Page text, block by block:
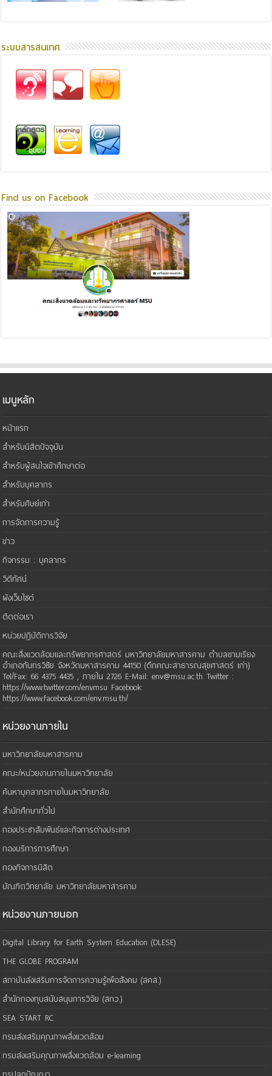
ระบบสารสนเทศ
Find us on Facebook
เมนูหลัก
หน้าแรก
สำหรับนิสิตปัจจุบัน
สำหรับผู้สนใจเข้าศึกษาต่อ
สำหรับบุคลากร
สำหรับศิษย์เก่า
การจัดการความรู้
ข่าว
กิจกรรม : บุคลากร
วิดีทัศน์
ผังเว็บไซต์
ติดต่อเรา
หน่วยปฏิบัติการวิจัย
คณะสิ่งแวดล้อมและทรัพยากรศาสตร์ มหาวิทยาลัยมหาสารคาม ตำบลขามเรียง
อำเภอกันทรวิชัย จังหวัดมหาสารคาม 44150 (ตึกคณะสาธารณสุขศาสตร์ เก่า)
Tel/Fax: 66 4375 4435 , ภายใน 2726 E-Mail: env@msu.ac.th Twitter :
https://www.twitter.com/envmsu Facebook:
https://www.facebook.com/env.msu.th/
หน่วยงานภายใน
มหาวิทยาลัยมหาสารคาม
คณะ/หน่วยงานภายในมหาวิทยาลัย
ค้นหาบุคลากรภายในมหาวิทยาลัย
สำนักศึกษาทั่วไป
กองประชาสัมพันธ์และกิจการต่างประเทศ
กองบริการการศึกษา
กองกิจการนิสิต
บัณฑิตวิทยาลัย มหาวิทยาลัยมหาสารคาม
หน่วยงานภายนอก
Digital Library for Earth System Education (DLESE)
THE GLOBE PROGRAM
สถาบันส่งเสริมการจัดการความรู้เพือสังคม (สคส.)
สำนักกองทุนสนับสนุนการวิจัย (สกว.)
SEA START RC
กรมส่งเสริมคุณภาพสิ่งแวดล้อม
กรมส่งเสริมคุณภาพสิ่งแวดล้อม e-learning